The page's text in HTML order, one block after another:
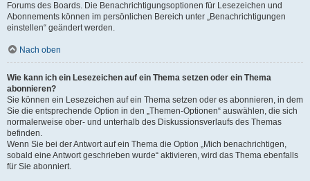
Forums des Boards. Die Benachrichtigungsoptionen für Lesezeichen und
Abonnements können im persönlichen Bereich unter „Benachrichtigungen
einstellen“ geändert werden.
Nach oben
Wie kann ich ein Lesezeichen auf ein Thema setzen oder ein Thema
abonnieren?
Sie können ein Lesezeichen auf ein Thema setzen oder es abonnieren, in dem
Sie die entsprechende Option in den „Themen-Optionen“ auswählen, die sich
normalerweise ober- und unterhalb des Diskussionsverlaufs des Themas
befinden.
Wenn Sie bei der Antwort auf ein Thema die Option „Mich benachrichtigen,
sobald eine Antwort geschrieben wurde“ aktivieren, wird das Thema ebenfalls
für Sie abonniert.